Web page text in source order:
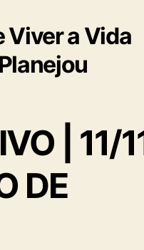
Viver a Vida
| 11/
DE